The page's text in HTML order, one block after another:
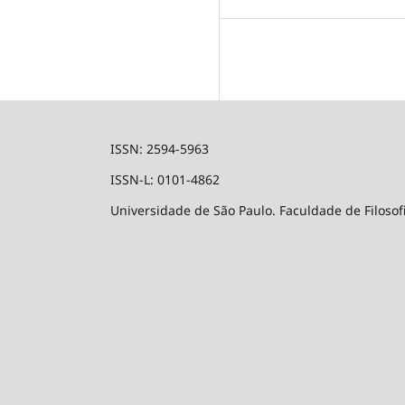
ISSN: 2594-5963
ISSN-L: 0101-4862
Universidade de São Paulo. Faculdade de